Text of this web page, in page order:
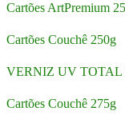
Cartões ArtPremium
Cartões Couchê 250g
VERNIZ UV TOTAL
Cartões Couchê 275g